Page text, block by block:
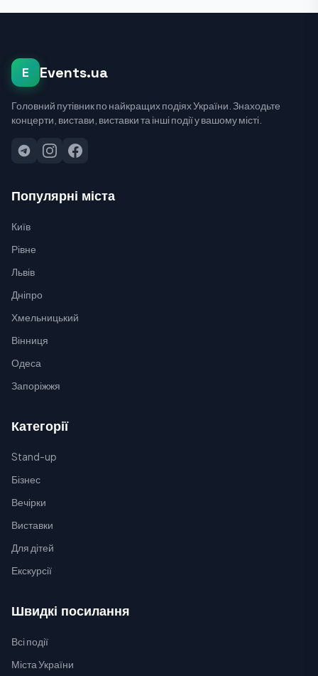
E Events.ua
Головний путівник по найкращих подіях України. Знаходьте
концерти, вистави, виставки та інші події у вашому місті.
Популярні міста
Київ
Рівне
Львів
Дніпро
Хмельницький
Вінниця
Одеса
Запоріжжя
Категорії
Stand-up
Бізнес
Вечірки
Виставки
Для дітей
Екскурсії
Швидкі посилання
Всі події
Міста України